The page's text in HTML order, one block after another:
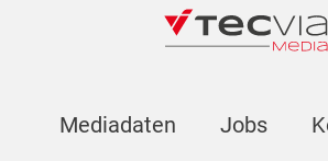
Mediadaten Jobs